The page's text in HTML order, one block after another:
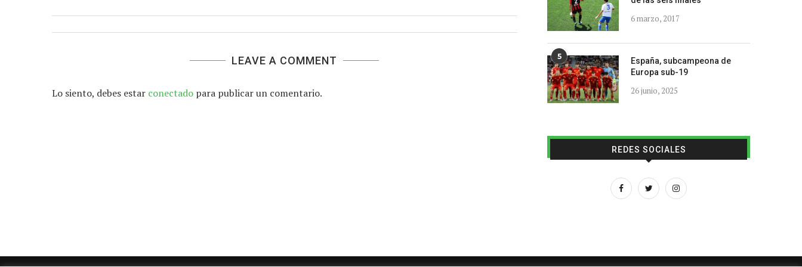
LEAVE A COMMENT
Lo siento, debes estar conectado para publicar un comentario.
6 marzo, 2017
5
España, subcampeona de
Europa sub-19
26 junio, 2025
REDES SOCIALES